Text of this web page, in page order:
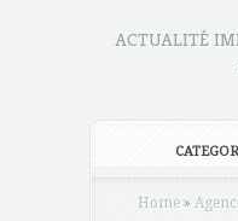
ACTUALITÉ
Home »